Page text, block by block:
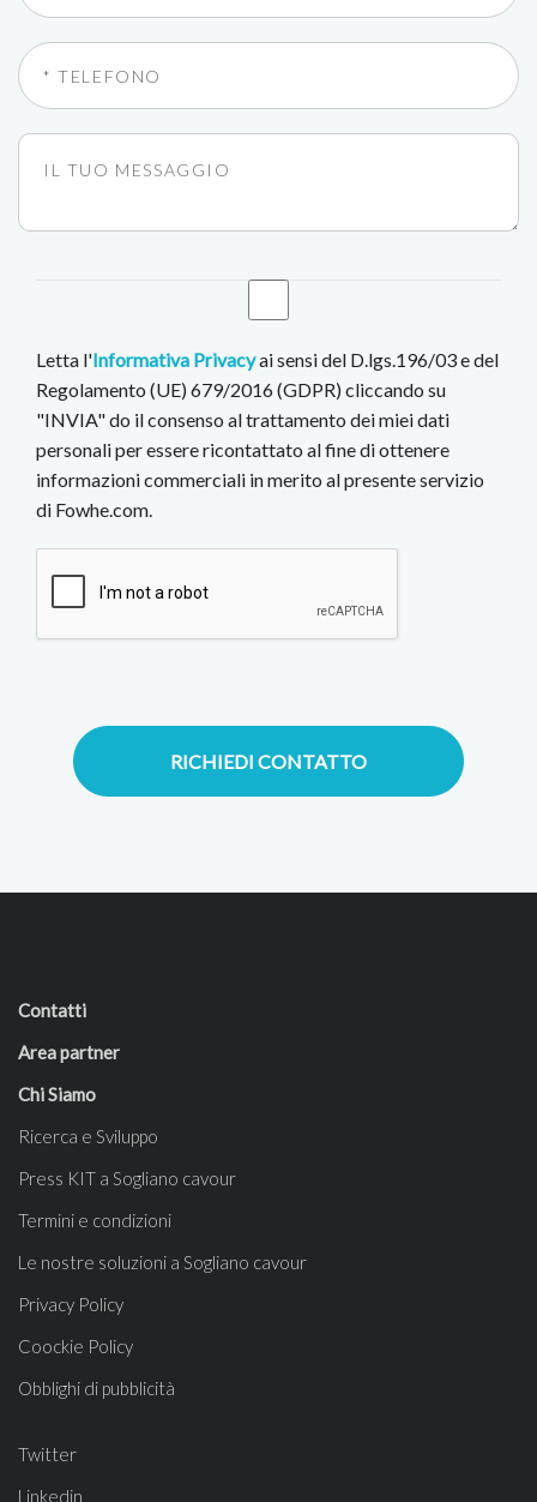
Letta l'Informativa Privacyai sensi del D.lgs.196/03 e del
Regolamento (UE) 679/2016 (GDPR) cliccando su
"INVIA" do il consenso al trattamento dei miei dati
personali per essere ricontattato al fine di ottenere
informazioni commerciali in merito al presente servizio
di Fowhe.com.
RICHIEDI CONTATTO
Contatti
Area partner
Chi Siamo
Ricerca e Sviluppo
Press KIT a Sogliano cavour
Termini e condizioni
Le nostre soluzioni a Sogliano cavour
Privacy Policy
Coockie Policy
Obblighi di pubblicità
Twitter
Linkedin